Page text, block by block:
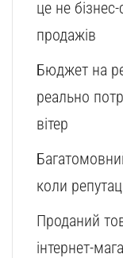
це не
продажів
Бюджет на
реально
вітер
коли
Проданий
інтернет-